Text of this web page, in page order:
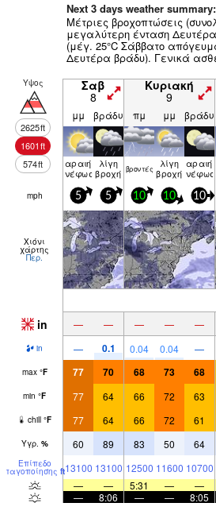
Next 3 days weather summary:
Μέτριες βροχοπτώσεις
μεγαλύτερη ένταση
(μέγ. 25°C Σάββατο
Δευτέρα βράδυ). Γενικά
Υψος
2625ft
1601ft
574ft
Σαβ
8
Κυριακή
9
μμ βράδυ πμ μμ βράδυ
αραιή
νέφωση
λίγη
βροχή βρον­τές λίγη
βροχή
αραιή
mph 5 5 10 10 10
Χιόνι
χάρτης
Περ.
in — — — — —
in — 0.1 0.04 0.04 —
max °F 77 70 68 73 68
min °F 77 64 66 72 63
chill °F 77 64 66 72 61
Υγρ. % 60 89 83 50 64
Επίπεδο
παγοποίησης ft13100 13100 12500 11600 10700
—
— 5:31 — —
—
8:06 — — 8:05